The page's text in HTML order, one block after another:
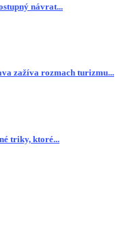
návrat...
zažíva rozmach turizmu...
triky, ktoré...